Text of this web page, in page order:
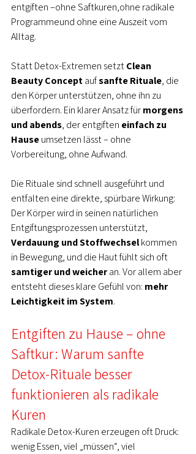
entgiften –ohne Saftkuren,ohne radikale
Programmeund ohne eine Auszeit vom
Alltag.
Statt Detox-Extremen setzt Clean
Beauty Concept auf sanfte Rituale, die
den Körper unterstützen, ohne ihn zu
überfordern. Ein klarer Ansatz für morgens
und abends, der entgiften einfach zu
Hause umsetzen lässt – ohne
Vorbereitung, ohne Aufwand.
Die Rituale sind schnell ausgeführt und
entfalten eine direkte, spürbare Wirkung:
Der Körper wird in seinen natürlichen
Entgiftungsprozessen unterstützt,
Verdauung und Stoffwechsel kommen
in Bewegung, und die Haut fühlt sich oft
samtiger und weicher an. Vor allem aber
entsteht dieses klare Gefühl von: mehr
Leichtigkeit im System.
Entgiften zu Hause – ohne
Saftkur: Warum sanfte
Detox-Rituale besser
funktionieren als radikale
Kuren
Radikale Detox-Kuren erzeugen oft Druck:
wenig Essen, viel „müssen“, viel